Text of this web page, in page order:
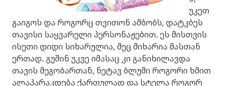
უკეთ
გაიგოს და როგორც თვითონ ამბობს, დატკბეს
თავისი საყვარელი პერსონაჟებით. ეს მისთვის
ისეთი დიდი სიხარულია, მეც მიხარია მასთან
ერთად. გუშინ უკვე იმასაც კი განიხილავდა
თავის მეგობართან, ნეტავ ბლუმი როგორი ხმით
ალაპარაკდება ქართულად და სტელა როგორ